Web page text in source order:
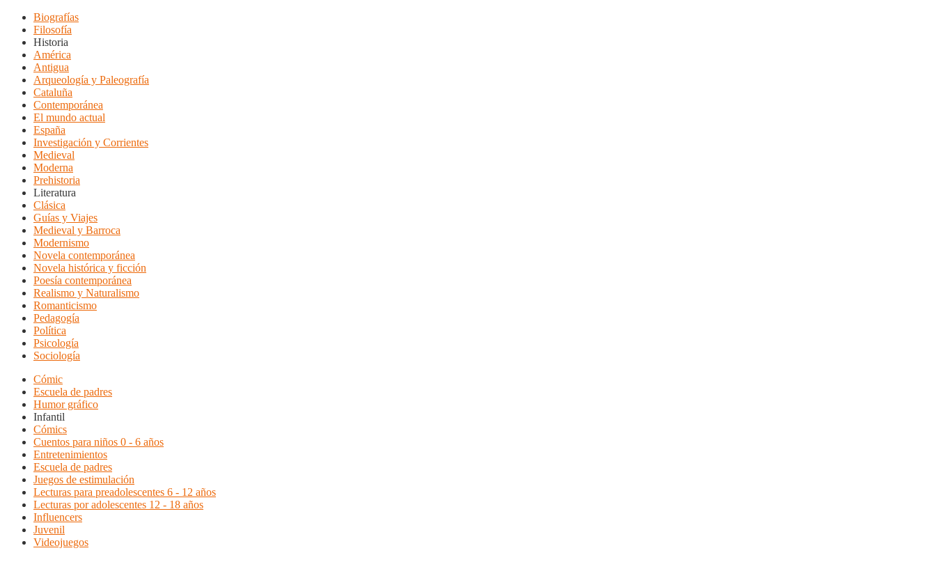
Biografías
Filosofía
Historia
América
Antigua
Arqueología y Paleografía
Cataluña
Contemporánea
El mundo actual
España
Investigación y Corrientes
Medieval
Moderna
Prehistoria
Literatura
Clásica
Guías y Viajes
Medieval y Barroca
Modernismo
Novela contemporánea
Novela histórica y ficción
Poesía contemporánea
Realismo y Naturalismo
Romanticismo
Pedagogía
Política
Psicología
Sociología
Cómic
Escuela de padres
Humor gráfico
Infantil
Cómics
Cuentos para niños 0 - 6 años
Entretenimientos
Escuela de padres
Juegos de estimulación
Lecturas para preadolescentes 6 - 12 años
Lecturas por adolescentes 12 - 18 años
Influencers
Juvenil
Videojuegos